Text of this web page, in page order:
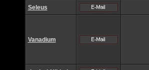
Seleus
Vanadium